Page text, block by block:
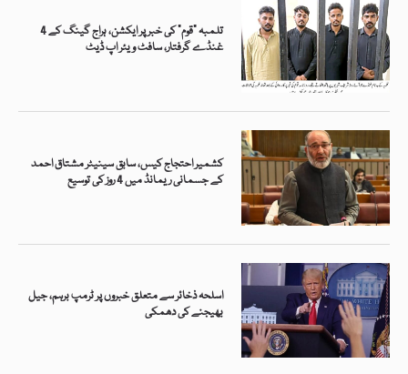
تلمبہ “قوم” کی خبر پر ایکشن، ہراج گینگ کے 4
غنڈے گرفتار، سافٹ ویئر اپ ڈیٹ
کشمیر احتجاج کیس، سابق سینیٹر مشتاق احمد
کے جسمانی ریمانڈ میں 4 روز کی توسیع
اسلحہ ذخائر سے متعلق خبروں پر ٹرمپ برہم، جیل
بھیجنے کی دھمکی